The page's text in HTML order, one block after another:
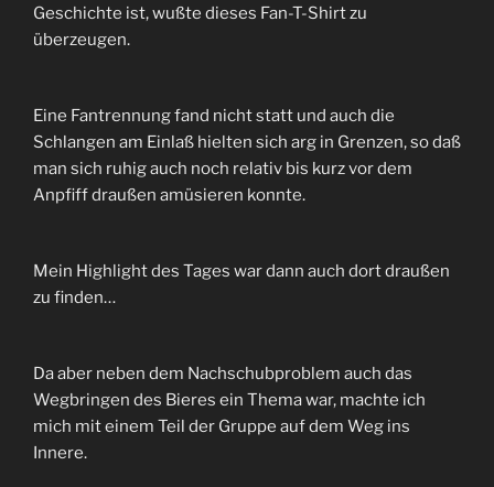
Geschichte ist, wußte dieses Fan-T-Shirt zu
überzeugen.
Eine Fantrennung fand nicht statt und auch die
Schlangen am Einlaß hielten sich arg in Grenzen, so daß
man sich ruhig auch noch relativ bis kurz vor dem
Anpfiff draußen amüsieren konnte.
Mein Highlight des Tages war dann auch dort draußen
zu finden…
Da aber neben dem Nachschubproblem auch das
Wegbringen des Bieres ein Thema war, machte ich
mich mit einem Teil der Gruppe auf dem Weg ins
Innere.